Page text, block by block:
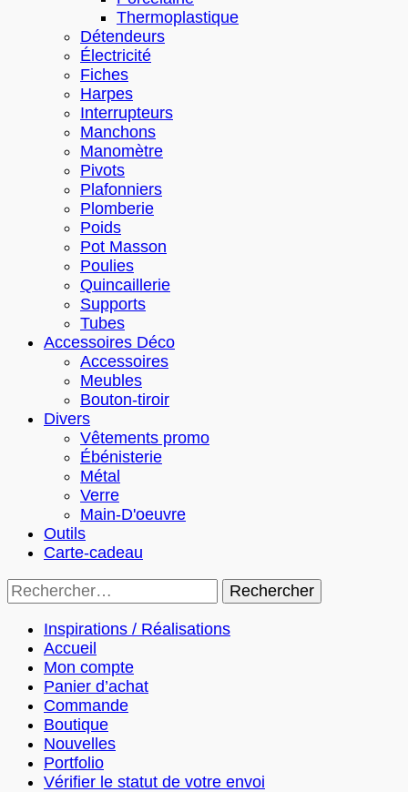
Thermoplastique
Détendeurs
Électricité
Fiches
Harpes
Interrupteurs
Manchons
Manomètre
Pivots
Plafonniers
Plomberie
Poids
Pot Masson
Poulies
Quincaillerie
Supports
Tubes
Accessoires Déco
Accessoires
Meubles
Bouton-tiroir
Divers
Vêtements promo
Ébénisterie
Métal
Verre
Main-D'oeuvre
Outils
Carte-cadeau
Rechercher :
Inspirations / Réalisations
Accueil
Mon compte
Panier d’achat
Commande
Boutique
Nouvelles
Portfolio
Vérifier le statut de votre envoi